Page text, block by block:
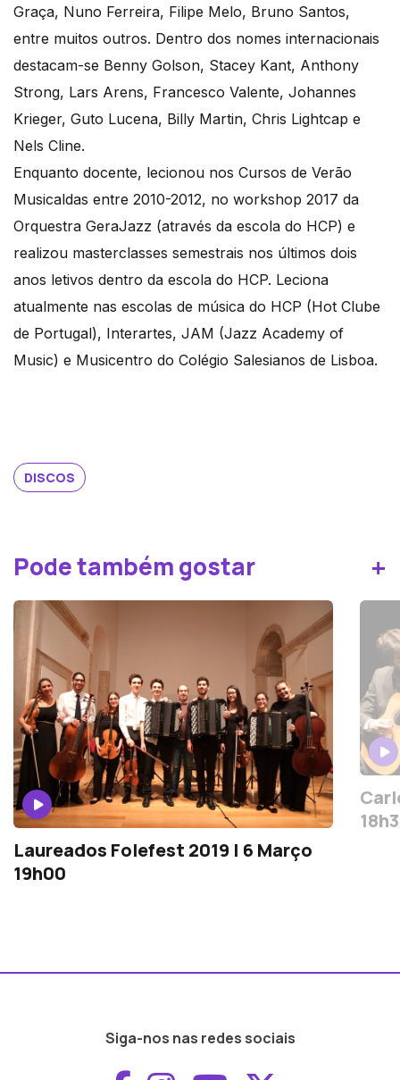
Graça, Nuno Ferreira, Filipe Melo, Bruno Santos,
entre muitos outros. Dentro dos nomes internacionais
destacam-se Benny Golson, Stacey Kant, Anthony
Strong, Lars Arens, Francesco Valente, Johannes
Krieger, Guto Lucena, Billy Martin, Chris Lightcap e
Nels Cline.
Enquanto docente, lecionou nos Cursos de Verão
Musicaldas entre 2010-2012, no workshop 2017 da
Orquestra GeraJazz (através da escola do HCP) e
realizou masterclasses semestrais nos últimos dois
anos letivos dentro da escola do HCP. Leciona
atualmente nas escolas de música do HCP (Hot Clube
de Portugal), Interartes, JAM (Jazz Academy of
Music) e Musicentro do Colégio Salesianos de Lisboa.
DISCOS
Pode também gostar +
Laureados Folefest 2019 | 6 Março
19h00
Siga-nos nas redes sociais